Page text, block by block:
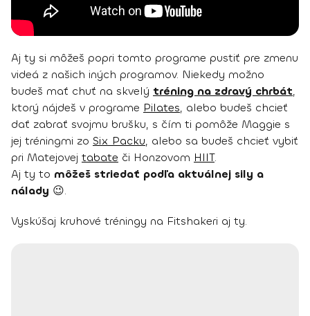
Aj ty si môžeš popri tomto programe pustiť pre zmenu
videá z našich iných programov. Niekedy možno
budeš mať chuť na skvelý tréning na zdravý chrbát,
ktorý nájdeš v programe Pilates, alebo budeš chcieť
dať zabrať svojmu brušku, s čím ti pomôže Maggie s
jej tréningmi zo Six Packu, alebo sa budeš chcieť vybiť
pri Matejovej tabate či Honzovom HIIT.
Aj ty to môžeš striedať podľa aktuálnej sily a
nálady 😉.
Vyskúšaj kruhové tréningy na Fitshakeri aj ty.